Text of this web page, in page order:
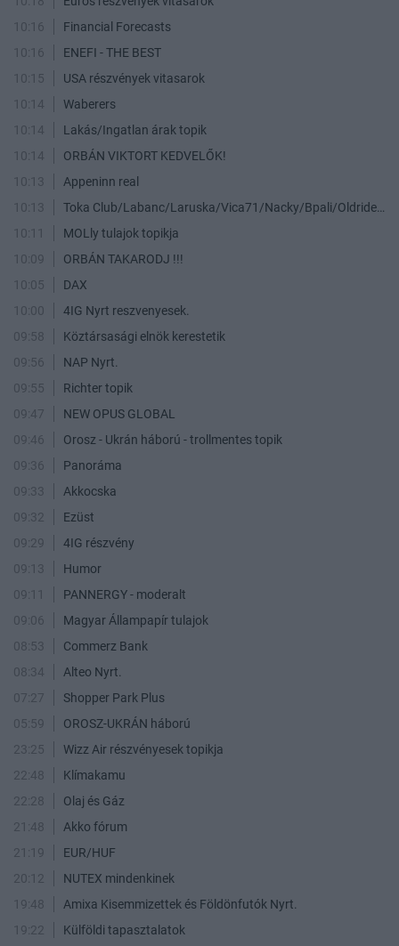
10:16
Financial Forecasts
10:16
ENEFI - THE BEST
10:15
USA részvények vitasarok
10:14
Waberers
10:14
Lakás/Ingatlan árak topik
10:14
ORBÁN VIKTORT KEDVELŐK!
10:13
Appeninn real
10:13
Toka Club/Labanc/Laruska/Vica71/Nacky/Bpali/Oldrider/Josefernando/Mcbull/Kawaszabi
10:11
MOLly tulajok topikja
10:09
ORBÁN TAKARODJ !!!
10:05
DAX
10:00
4IG Nyrt reszvenyesek.
09:58
Köztársasági elnök kerestetik
09:56
NAP Nyrt.
09:55
Richter topik
09:47
NEW OPUS GLOBAL
09:46
Orosz - Ukrán háború - trollmentes topik
09:36
Panoráma
09:33
Akkocska
09:32
Ezüst
09:29
4IG részvény
09:13
Humor
09:11
PANNERGY - moderalt
09:06
Magyar Állampapír tulajok
08:53
Commerz Bank
08:34
Alteo Nyrt.
07:27
Shopper Park Plus
05:59
OROSZ-UKRÁN háború
23:25
Wizz Air részvényesek topikja
22:48
Klímakamu
22:28
Olaj és Gáz
21:48
Akko fórum
21:19
EUR/HUF
20:12
NUTEX mindenkinek
19:48
Amixa Kisemmizettek és Földönfutók Nyrt.
19:22
Külföldi tapasztalatok